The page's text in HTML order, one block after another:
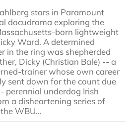
stars in Paramount
docudrama exploring the
born lightweight
Ward. A determined
in the ring was shepherded
Dicky (Christian Bale) -- a
trainer whose own career
sent down for the count due
perennial underdog Irish
a disheartening series of
WBU...